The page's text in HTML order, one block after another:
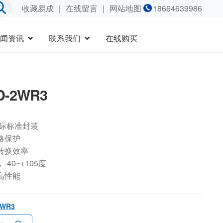
收藏易成｜ 在线留言｜ 网站地图 18664639986
资讯 联系我们 在线购买
2WR3
标准封装
保护
换效率
-40~+105度
性能